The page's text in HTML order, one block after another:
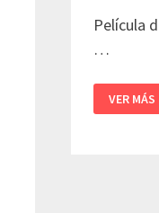
Película
…
DONDE
SUEÑAN
LAS
VER MÁS